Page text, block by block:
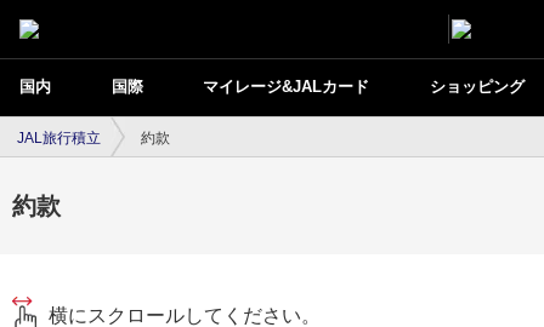
国内 国際 マイレージ&JALカード ショッピング
JAL旅行積立 約款
約款
横にスクロールしてください。